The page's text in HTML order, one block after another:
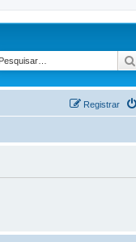
Registrar